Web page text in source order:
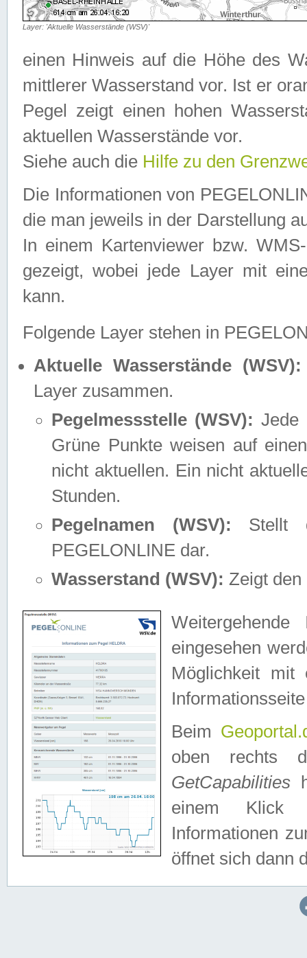
Layer: 'Aktuelle Wasserstände (WSV)'
einen Hinweis auf die Höhe des
mittlerer Wasserstand vor. Ist er
Pegel zeigt einen hohen
aktuellen Wasserstände vor.
Siehe auch die Hilfe zu den
Die Informationen von
die man jeweils in der Darstellung
In einem Kartenviewer bzw.
gezeigt, wobei jede Layer mit
kann.
Folgende Layer stehen in
Aktuelle Wasserstände (WSV):
Layer zusammen.
Pegelmessstelle (WSV): Jede
Grüne Punkte weisen auf
nicht aktuellen. Ein nicht
Stunden.
Pegelnamen (WSV): Stellt
PEGELONLINE dar.
Wasserstand (WSV): Zeigt den
eingesehen
Möglichkeit mit
Beim
oben rechts
GetCapabilities
einem Klick
Informationen
öffnet sich dann